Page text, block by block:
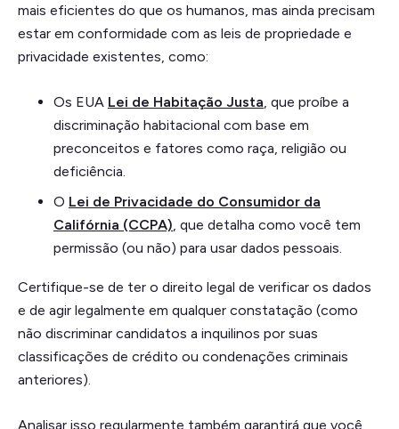
mais eficientes do que os humanos, mas ainda precisam
estar em conformidade com as leis de propriedade e
privacidade existentes, como:
Os EUA Lei de Habitação Justa , que proíbe a
discriminação habitacional com base em
preconceitos e fatores como raça, religião ou
deficiência.
O Lei de Privacidade do Consumidor da
Califórnia (CCPA) , que detalha como você tem
permissão (ou não) para usar dados pessoais.
Certifique-se de ter o direito legal de verificar os dados
e de agir legalmente em qualquer constatação (como
não discriminar candidatos a inquilinos por suas
classificações de crédito ou condenações criminais
anteriores).
Analisar isso regularmente também garantirá que você